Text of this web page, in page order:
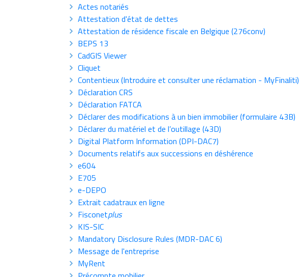
Actes notariés
Attestation d'état de dettes
Attestation de résidence fiscale en Belgique (276conv)
BEPS 13
CadGIS Viewer
Cliquet
Contentieux (Introduire et consulter une réclamation - MyFinaliti)
Déclaration CRS
Déclaration FATCA
Déclarer des modifications à un bien immobilier (formulaire 43B)
Déclarer du matériel et de l’outillage (43D)
Digital Platform Information (DPI-DAC7)
Documents relatifs aux successions en déshérence
e604
E705
e-DEPO
Extrait cadatraux en ligne
Fisconetplus
KIS-SIC
Mandatory Disclosure Rules (MDR-DAC 6)
Message de l'entreprise
MyRent